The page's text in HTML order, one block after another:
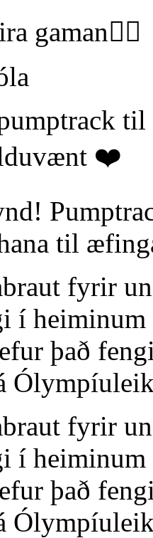
gaman👍🏼
❤️
til
fyrir
í heiminum
það
fyrir
í heiminum
það